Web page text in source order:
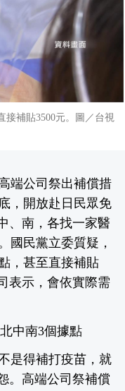
接補貼3500元。圖／台視
端公司祭出補償措
，開放赴日民眾免
、南，各找一家醫
國民黨立委質疑，
，甚至直接補貼
表示，會依實際需
中南3個據點
是得補打疫苗，就
。高端公司祭補償